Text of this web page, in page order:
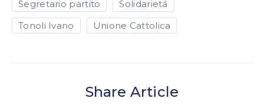
Segretario partito
Solidarietá
Tonoli Ivano
Unione Cattolica
Share Article